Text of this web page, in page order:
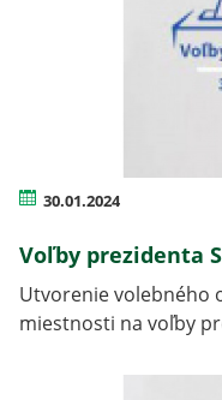
30.01.2024
Voľby prezidenta
Utvorenie volebného
miestnosti na voľby